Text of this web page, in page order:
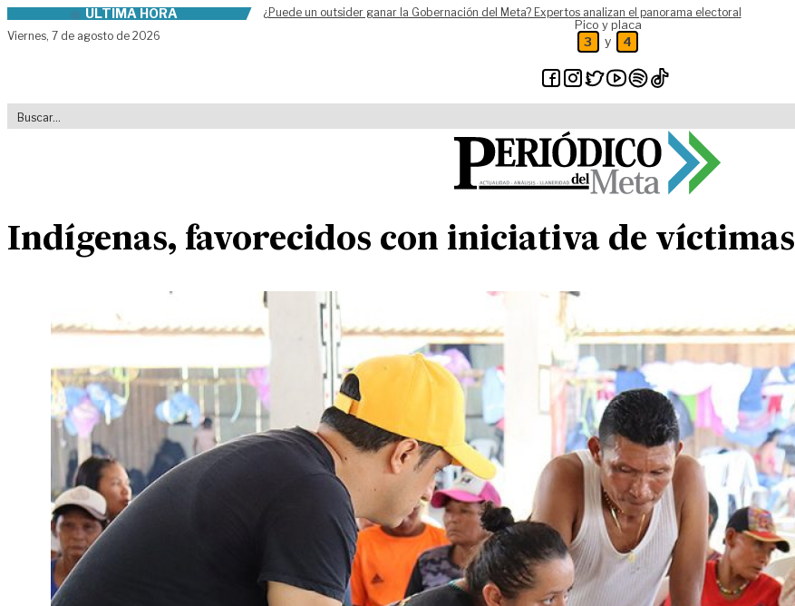
Skip to contentÚLTIMA HORA
¿Puede un outsider ganar la Gobernación del Meta? Expertos analizan el panorama electoral
Viernes, 7 de agosto de 2026
Pico y placa
3 y 4
Indígenas, favorecidos con iniciativa de víctimas